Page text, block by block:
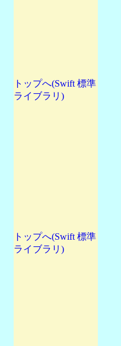
トップへ(Swift 標準
ライブラリ)
トップへ(Swift 標準
ライブラリ)